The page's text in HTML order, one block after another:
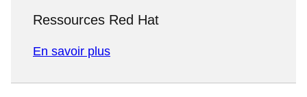
Ressources Red Hat
En savoir plus